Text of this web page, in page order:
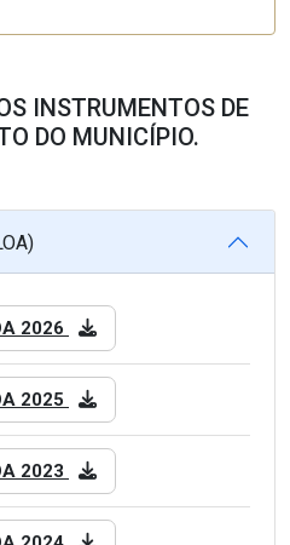
INSTRUMENTOS DE
DO MUNICÍPIO.
2026
2025
2023